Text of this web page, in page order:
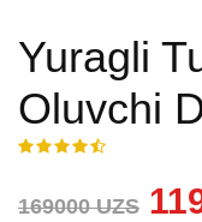
Yuragli
Oluvchi
169000 UZS